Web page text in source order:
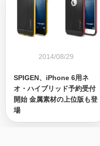
2014/08/29
SPIGEN、iPhone 6用ネ
オ・ハイブリッド予約受付
開始 金属素材の上位版も登
場